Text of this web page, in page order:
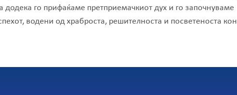
додека го прифаќаме претприемачкиот дух и го започнуваме
водени од храброста, решителноста и посветеноста кон